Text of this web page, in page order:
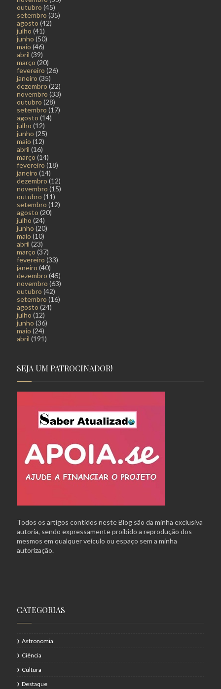
outubro (45)
setembro (35)
agosto (42)
julho (41)
junho (50)
maio (46)
abril (39)
março (20)
fevereiro (26)
janeiro (35)
dezembro (22)
novembro (33)
outubro (28)
setembro (17)
agosto (14)
julho (12)
junho (25)
maio (12)
abril (16)
março (14)
fevereiro (18)
janeiro (14)
dezembro (12)
novembro (15)
outubro (11)
setembro (12)
agosto (20)
julho (24)
junho (20)
maio (10)
abril (23)
março (37)
fevereiro (33)
janeiro (40)
dezembro (45)
novembro (63)
outubro (42)
setembro (16)
agosto (24)
julho (12)
junho (36)
maio (24)
abril (191)
SEJA UM PATROCINADOR!
Todos os artigos contidos neste Blog são da minha exclusiva
autoria, sendo expressamente proibido a reprodução dos
mesmos em qualquer veículo ou espaço sem a minha
autorização.
CATEGORIAS
Astronomia
Ciência
Cultura
Destaque